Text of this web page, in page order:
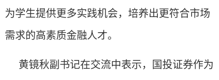
为学生提供更多实践机会，培养出更符合市场
需求的高素质金融人才。
黄镜秋副书记在交流中表示，国投证券作为